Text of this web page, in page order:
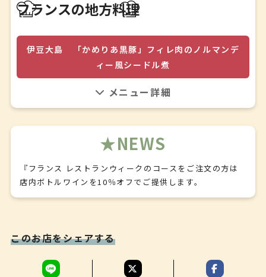
旬野菜の四重奏テリーヌ
オードブル
おまかせオードブル盛り合わせ
季節野菜とコシヒカリのポタージュ
＊
メイン料理
伊豆大島 「かめりあ黒豚」フィレ肉のノルマンディー風
＊
デザート
フランスの地方料理
伊豆大島 「かめりあ黒豚」フィレ肉のノルマンデ
ィー風シードル煮
伊豆大島の名産品である明日葉や椿油、大島牛乳で育てた
ブリティッシュバークシャー血統のかめりあ黒豚を、ノル
NEWS
『フランス レストランウィークのコースをご注文の方は
店内ボトルワインを10％オフでご提供します。
このお店をシェアする